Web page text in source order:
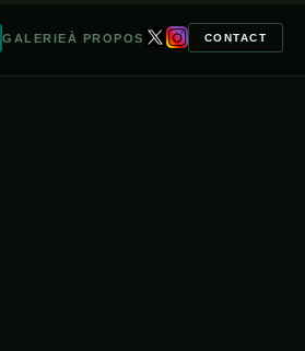
GALERIE À PROPOS CONTACT